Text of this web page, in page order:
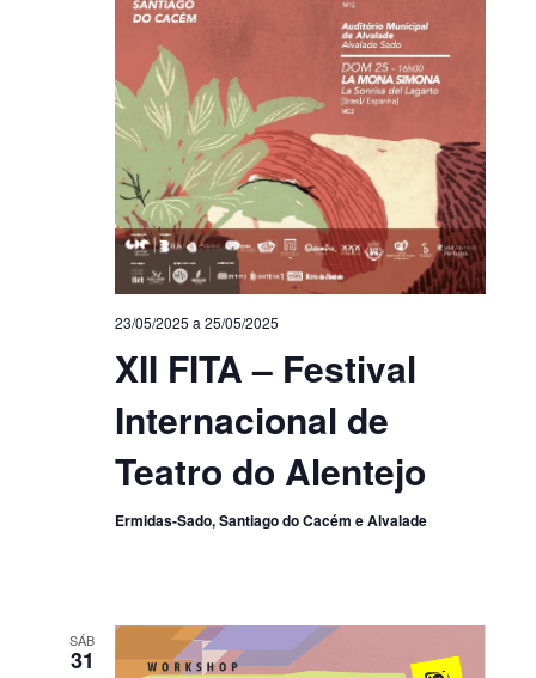
XII FITA – Festival
Internacional de
Teatro do Alentejo
23/05/2025 a 25/05/2025
Ermidas-Sado, Santiago do Cacém e Alvalade
SÁB
31